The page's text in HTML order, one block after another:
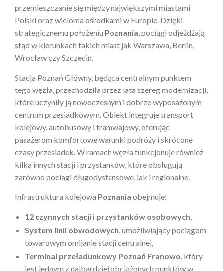
przemieszczanie się między największymi miastami
Polski oraz wieloma ośrodkami w Europie. Dzięki
strategicznemu położeniu Poznania , pociągi odjeżdżają
stąd w kierunkach takich miast jak Warszawa, Berlin,
Wrocław czy Szczecin.
Stacja Poznań Główny, będąca centralnym punktem
tego węzła, przechodziła przez lata szereg modernizacji,
które uczyniły ją nowoczesnym i dobrze wyposażonym
centrum przesiadkowym. Obiekt integruje transport
kolejowy, autobusowy i tramwajowy, oferując
pasażerom komfortowe warunki podróży i skrócone
czasy przesiadek. W ramach węzła funkcjonuje również
kilka innych stacji i przystanków, które obsługują
zarówno pociągi długodystansowe, jak i regionalne.
Infrastruktura kolejowa Poznania obejmuje:
12 czynnych stacji i przystanków osobowych
System linii obwodowych , umożliwiający pociągom
towarowym omijanie stacji centralnej,
Terminal przeładunkowy Poznań Franowo , który
jest jednym z najbardziej obciążonych punktów w